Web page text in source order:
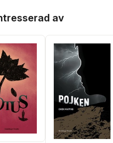
,Ulrika
Eva Lilja
,Chen
Eva Perbrand
,Rudolf
,Niklas
Lennart
Lena
, Göran
,Niklas
av